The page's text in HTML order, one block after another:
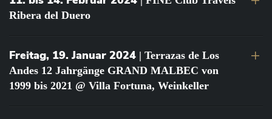
Ribera del Duero
Freitag, 19. Januar 2024 | Terrazas de Los
Andes 12 Jahrgänge GRAND MALBEC von
1999 bis 2021 @ Villa Fortuna, Weinkeller